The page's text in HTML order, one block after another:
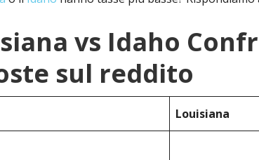
vs Idaho
sul reddito
Louisiana